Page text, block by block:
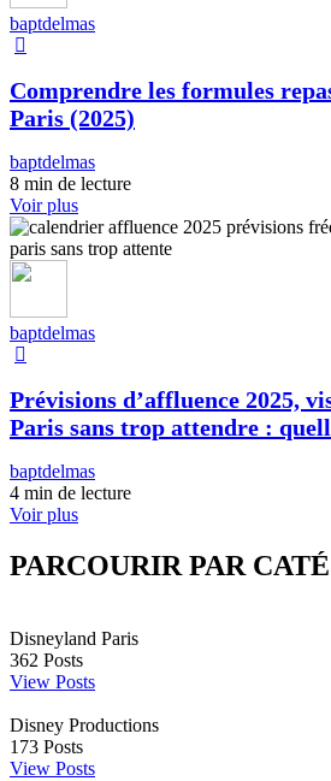
baptdelmas
Comprendre les formules
Paris (2025)
baptdelmas
8 min de lecture
Voir plus
baptdelmas
Prévisions d’affluence 2025,
Paris sans trop attendre :
baptdelmas
4 min de lecture
Voir plus
PARCOURIR PAR
Disneyland Paris
362 Posts
View Posts
Disney Productions
173 Posts
View Posts